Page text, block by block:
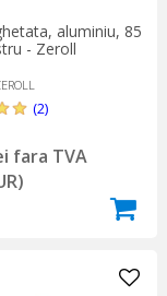
aluminiu, 85
- Zeroll
(2)
fara TVA